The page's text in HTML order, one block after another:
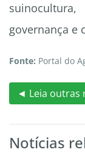
governança e
Fonte: Portal do
◄ Leia outras
Notícias